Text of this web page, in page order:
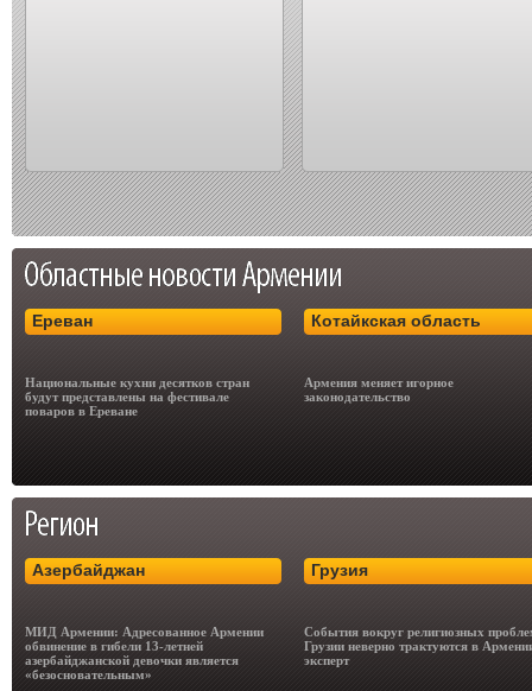
Ереван
Национальные кухни десятков стран
будут представлены на фестивале
поваров в Ереване
Котайкская область
Армения меняет игорное
законодательство
Азербайджан
МИД Армении: Адресованное Армении
обвинение в гибели 13-летней
азербайджанской девочки является
«безосновательным»
Грузия
События вокруг религиозных
Грузии неверно трактуются в
эксперт